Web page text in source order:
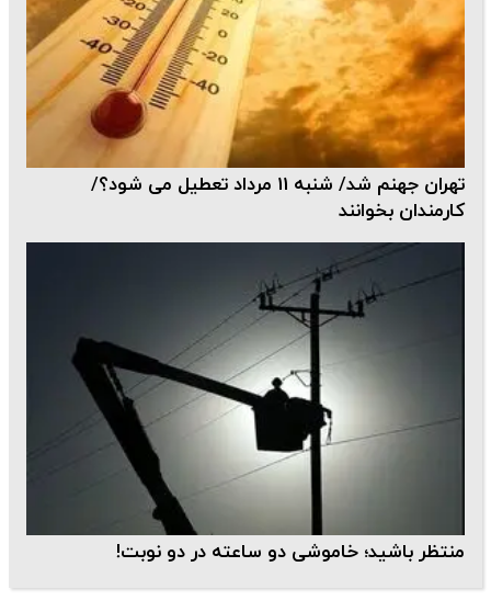
تهران جهنم شد/ شنبه 11 مرداد تعطیل می شود؟/
کارمندان بخوانند
منتظر باشید؛ خاموشی دو ساعته در دو نوبت!